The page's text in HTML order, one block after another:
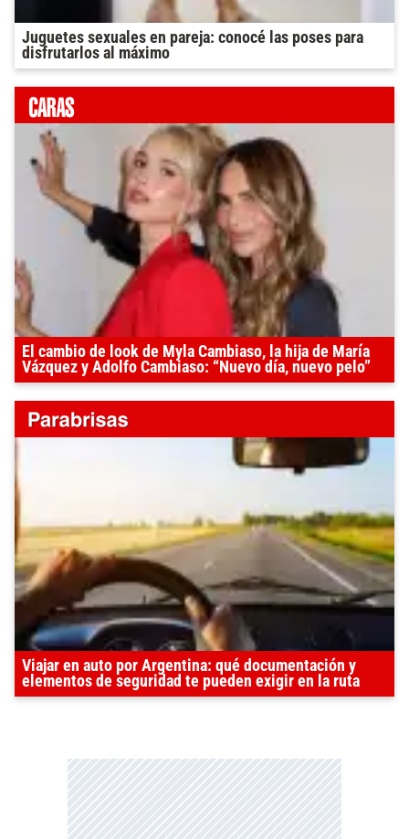
Juguetes sexuales en pareja: conocé las poses para
disfrutarlos al máximo
El cambio de look de Myla Cambiaso, la hija de María
Vázquez y Adolfo Cambiaso: “Nuevo día, nuevo pelo”
Viajar en auto por Argentina: qué documentación y
elementos de seguridad te pueden exigir en la ruta